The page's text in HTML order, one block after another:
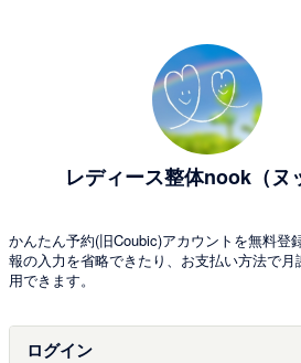
レディース整体nook（ヌ
かんたん予約(旧Coubic)アカウントを無料登
報の入力を省略できたり、お支払い方法で月
用できます。
ログイン